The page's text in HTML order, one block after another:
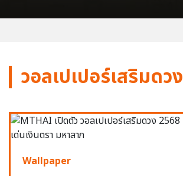
วอลเปเปอร์เสริมดวง
Wallpaper